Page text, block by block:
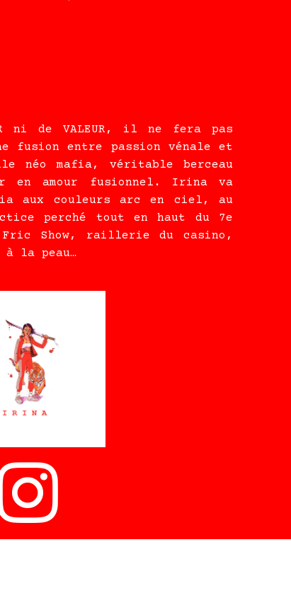
ni de VALEUR, il ne fera pas
fusion entre passion vénale et
néo mafia, véritable berceau
en amour fusionnel. Irina va
aux couleurs arc en ciel, au
perché tout en haut du 7e
Fric Show, raillerie du casino,
la peau…